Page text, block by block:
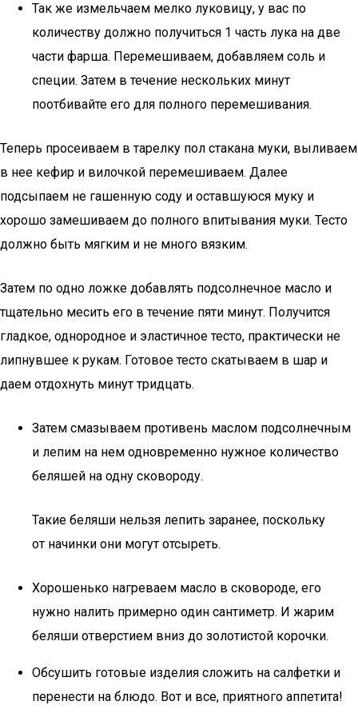
Так же измельчаем мелко луковицу, у вас по
количеству должно получиться 1 часть лука на две
части фарша. Перемешиваем, добавляем соль и
специи. Затем в течение нескольких минут
поотбивайте его для полного перемешивания.
Теперь просеиваем в тарелку пол стакана муки, выливаем
в нее кефир и вилочкой перемешиваем. Далее
подсыпаем не гашенную соду и оставшуюся муку и
хорошо замешиваем до полного впитывания муки. Тесто
должно быть мягким и не много вязким.
Затем по одно ложке добавлять подсолнечное масло и
тщательно месить его в течение пяти минут. Получится
гладкое, однородное и эластичное тесто, практически не
липнувшее к рукам. Готовое тесто скатываем в шар и
даем отдохнуть минут тридцать.
Затем смазываем противень маслом подсолнечным
и лепим на нем одновременно нужное количество
беляшей на одну сковороду.
Такие беляши нельзя лепить заранее, поскольку
от начинки они могут отсыреть.
Хорошенько нагреваем масло в сковороде, его
нужно налить примерно один сантиметр. И жарим
беляши отверстием вниз до золотистой корочки.
Обсушить готовые изделия сложить на салфетки и
перенести на блюдо. Вот и все, приятного аппетита!